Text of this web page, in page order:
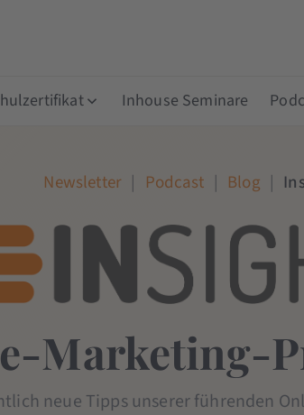
Inhouse Seminare
Newsletter | Podcast | Blog |
Marketing-
neue Tipps unserer führenden